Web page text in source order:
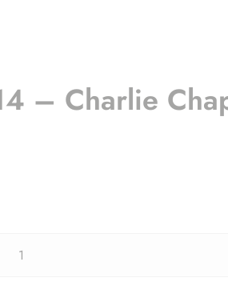
– Charlie
Euralbo